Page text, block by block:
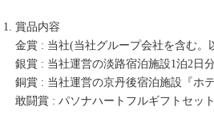
賞品内容
金賞 : 当社(当社グループ会社を含む。
銀賞 : 当社運営の淡路宿泊施設1泊2日
銅賞 : 当社運営の京丹後宿泊施設『ホ
敢闘賞 : パソナハートフルギフトセット